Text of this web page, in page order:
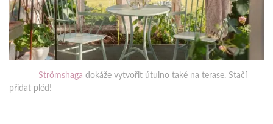
Strömshaga dokáže vytvořit útulno také na terase. Stačí
přidat pléd!